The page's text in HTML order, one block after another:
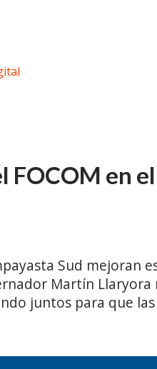
FOCOM en
Sud mejoran
Martín Llaryora
juntos para que